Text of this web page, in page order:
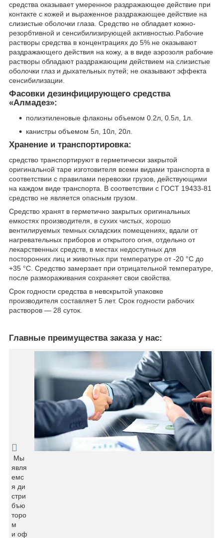
средства оказывает умеренное раздражающее действие при
контакте с кожей и выраженное раздражающее действие на
слизистые оболочки глаза. Средство не обладает кожно-
резорбтивной и сенсибилизирующей активностью.Рабочие
растворы средства в концентрациях до 5% не оказывают
раздражающего действия на кожу, а в виде аэрозоля рабочие
растворы обладают раздражающим действием на слизистые
оболочки глаз и дыхательных путей; не оказывают эффекта
сенсибилизации.
Фасовки дезинфицирующего средства
«Алмадез»:
полиэтиленовые флаконы объемом 0.2л, 0.5л, 1л.
канистры объемом 5л, 10л, 20л.
Хранение и транспортировка:
средство транспортируют в герметически закрытой
оригинальной таре изготовителя всеми видами транспорта в
соответствии с правилами перевозки грузов, действующими
на каждом виде транспорта. В соответствии с ГОСТ 19433-81
средство не является опасным грузом.
Средство хранят в герметично закрытых оригинальных
емкостях производителя, в сухих чистых, хорошо
вентилируемых темных складских помещениях, вдали от
нагревательных приборов и открытого огня, отдельно от
лекарственных средств, в местах недоступных для
посторонних лиц и животных при температуре от -20 °С до
+35 °С. Средство замерзает при отрицательной температуре,
после размораживания сохраняет свои свойства.
Срок годности средства в невскрытой упаковке
производителя составляет 5 лет. Срок годности рабочих
растворов — 28 суток.
Главные преимущества заказа у нас:
Мы
явля
емс
я ди
стри
бъю
торо
м
и оф